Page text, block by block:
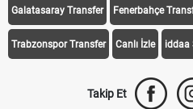
Galatasaray Transfer Fenerbahçe
Trabzonspor Transfer Canlı İzle iddaa
Takip Et